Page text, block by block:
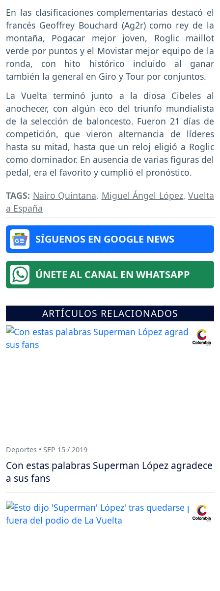
En las clasificaciones complementarias destacó el
francés Geoffrey Bouchard (Ag2r) como rey de la
montaña, Pogacar mejor joven, Roglic maillot
verde por puntos y el Movistar mejor equipo de la
ronda, con hito histórico incluido al ganar
también la general en Giro y Tour por conjuntos.
La Vuelta terminó junto a la diosa Cibeles al
anochecer, con algún eco del triunfo mundialista
de la selección de baloncesto. Fueron 21 días de
competición, que vieron alternancia de líderes
hasta su mitad, hasta que un reloj eligió a Roglic
como dominador. En ausencia de varias figuras del
pedal, era el favorito y cumplió el pronóstico.
TAGS: Nairo Quintana, Miguel Ángel López, Vuelta
a España
SÍGUENOS EN GOOGLE NEWS
ÚNETE AL CANAL EN WHATSAPP
ARTÍCULOS RELACIONADOS
Deportes • SEP 15 / 2019
Con estas palabras Superman López agradece
a sus fans